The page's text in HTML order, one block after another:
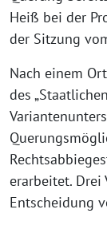
Heiß bei der
der Sitzung
Nach einem
des
erarbeitet. Drei
Entscheidung